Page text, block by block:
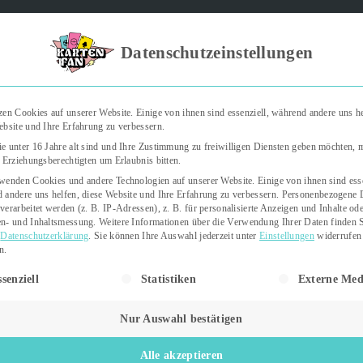
Trading Cards
Letzte Aktualisierung:8. April 2026
Datenschutzeinstellungen
Cookies auf unserer Website. Einige von ihnen sind essenziell, während andere uns
und Ihre Erfahrung zu verbessern.
unter 16 Jahre alt sind und Ihre Zustimmung zu freiwilligen Diensten geben möchten,
um Erlaubnis bitten.
Cookies und andere Technologien auf unserer Website. Einige von ihnen sind
andere uns helfen, diese Website und Ihre Erfahrung zu verbessern. Personenbezogene
werden (z. B. IP-Adressen), z. B. für personalisierte Anzeigen und Inhalte
und Inhaltsmessung. Weitere Informationen über die Verwendung Ihrer Daten finden
Datenschutzerklärung. Sie können Ihre Auswahl jederzeit unterEinstellungenwiderrufen
eine Liste der Service-Gruppen, für die eine Einwilligung erteilt
Statistiken Externe
Nur Auswahl bestätigen
Alle akzeptieren